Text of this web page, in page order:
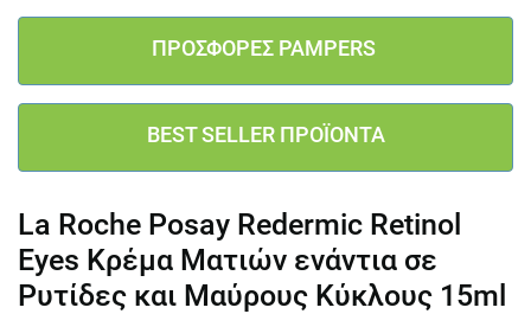
ΠΡΟΣΦΟΡΕΣ PAMPERS
BEST SELLER ΠΡΟΪΟΝΤΑ
La Roche Posay Redermic Retinol
Eyes Κρέμα Ματιών ενάντια σε
Ρυτίδες και Μαύρους Κύκλους 15ml